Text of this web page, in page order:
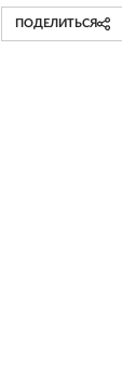
ПОДЕЛИТЬСЯ